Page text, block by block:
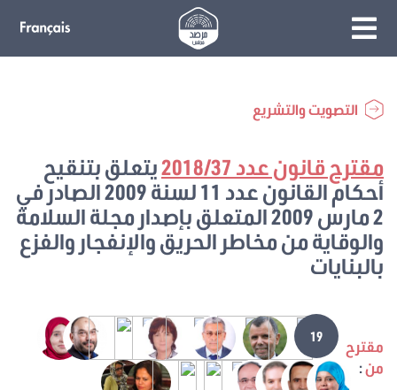
التصويت والتشريع
مقترح قانون عدد 2018/37
يتعلق بتنقيح
أحكام القانون عدد 11 لسنة 2009 الصادر في
2 مارس 2009 المتعلق بإصدار مجلة السلامة
والوقاية من مخاطر الحريق والإنفجار والفزع
بالبنايات
مقترح
من:
19